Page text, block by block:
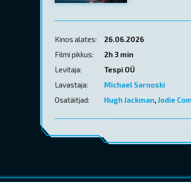
Kinos alates:
26.06.2026
Filmi pikkus:
2h 3 min
Levitaja:
Tespi OÜ
Lavastaja:
Michael Sarnoski
Osatäitjad:
Hugh Jackman,Jodie